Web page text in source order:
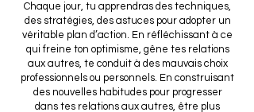
Chaque jour, tu apprendras des techniques,
des stratégies, des astuces pour adopter un
véritable plan d’action. En réfléchissant à ce
qui freine ton optimisme, gêne tes relations
aux autres, te conduit à des mauvais choix
professionnels ou personnels. En construisant
des nouvelles habitudes pour progresser
dans tes relations aux autres, être plus